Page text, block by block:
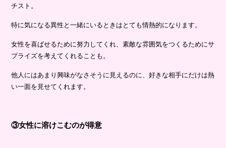
チスト。
特に気になる異性と一緒にいるときはとても情熱的になります。
女性を喜ばせるために努力してくれ、素敵な雰囲気をつくるためにサ
プライズを考えてくれることも。
他人にはあまり興味がなさそうに見えるのに、好きな相手にだけは熱
い一面を見せてくれます。
③女性に溶けこむのが得意